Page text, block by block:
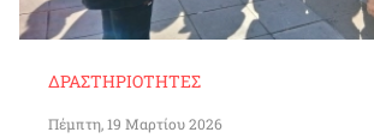
ΔΡΑΣΤΗΡΙΌΤΗΤΕΣ
Πέμπτη, 19 Μαρτίου 2026